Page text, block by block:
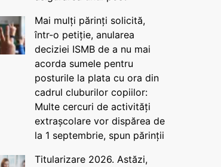
Mai mulți părinți solicită,
într-o petiție, anularea
deciziei ISMB de a nu mai
acorda sumele pentru
posturile la plata cu ora din
cadrul cluburilor copiilor:
Multe cercuri de activități
extrașcolare vor dispărea de
la 1 septembrie, spun părinții
Titularizare 2026. Astăzi,